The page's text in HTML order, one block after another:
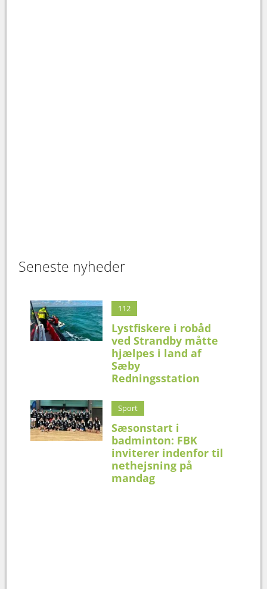
Seneste nyheder
112
Lystfiskere i robåd
ved Strandby måtte
hjælpes i land af
Sæby
Redningsstation
Sport
Sæsonstart i
badminton: FBK
inviterer indenfor til
nethejsning på
mandag